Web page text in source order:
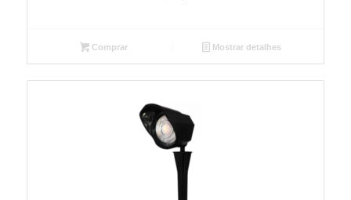
Comprar Mostrar detalhes